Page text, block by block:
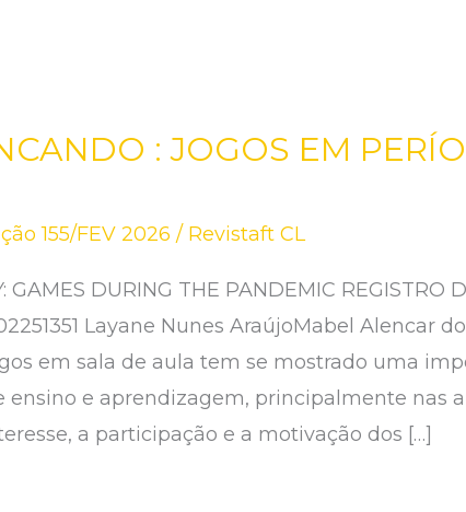
: JOGOS EM
155/FEV 2026 / Revistaft CL
GAMES DURING THE PANDEMIC REGISTRO
Layane Nunes AraújoMabel Alencar
em sala de aula tem se mostrado uma
ensino e aprendizagem, principalmente nas
a participação e a motivação dos […]